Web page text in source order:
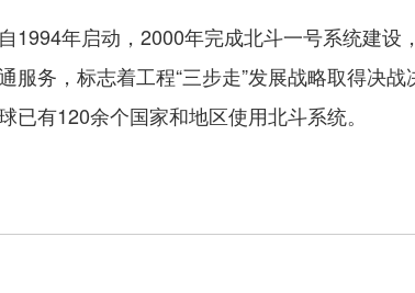
年启动，2000年完成北斗一号系统建设
务，标志着工程“三步走”发展战略取得决战
有120余个国家和地区使用北斗系统。